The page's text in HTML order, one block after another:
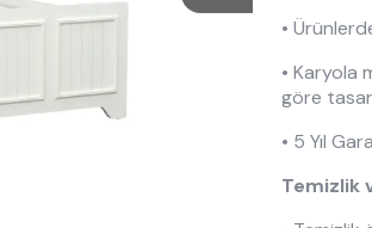
•
• Karyola
göre
• 5 Yıl
Temizlik